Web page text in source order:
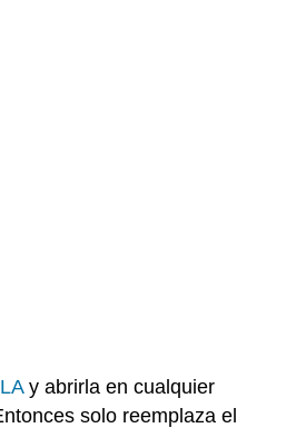
y abrirla en cualquier
solo reemplaza el